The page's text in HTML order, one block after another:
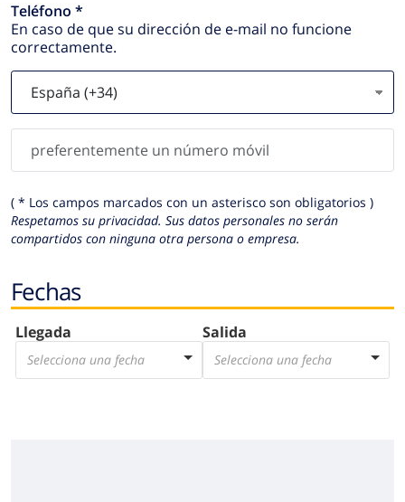
Teléfono *
En caso de que su dirección de e-mail no funcione
correctamente.
( * Los campos marcados con un asterisco son obligatorios )
Respetamos su privacidad. Sus datos personales no serán
compartidos con ninguna otra persona o empresa.
Fechas
Llegada
Selecciona una fecha
Salida
Selecciona una fecha